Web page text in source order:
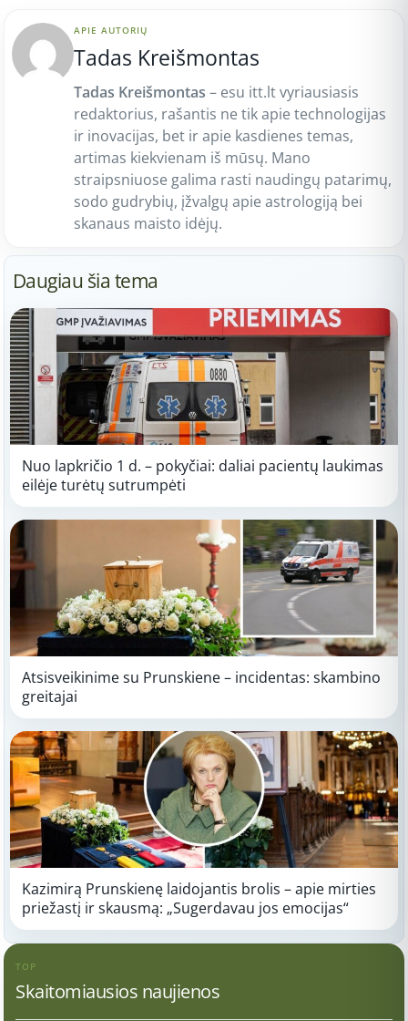
APIE AUTORIŲ
Tadas Kreišmontas
Tadas Kreišmontas – esu itt.lt vyriausiasis
redaktorius, rašantis ne tik apie technologijas
ir inovacijas, bet ir apie kasdienes temas,
artimas kiekvienam iš mūsų. Mano
straipsniuose galima rasti naudingų patarimų,
sodo gudrybių, įžvalgų apie astrologiją bei
skanaus maisto idėjų.
Daugiau šia tema
Nuo lapkričio 1 d. – pokyčiai: daliai pacientų laukimas
eilėje turėtų sutrumpėti
Atsisveikinime su Prunskiene – incidentas: skambino
greitajai
Kazimirą Prunskienę laidojantis brolis – apie mirties
priežastį ir skausmą: „Sugerdavau jos emocijas“
TOP
Skaitomiausios naujienos